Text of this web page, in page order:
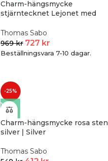
Charm-hängsmycke
stjärntecknet Lejonet med
Thomas Sabo
969kr 727 kr
Beställningsvara 7-10 dagar.
-25%
Charm-hängsmycke rosa sten
silver | Silver
Thomas Sabo